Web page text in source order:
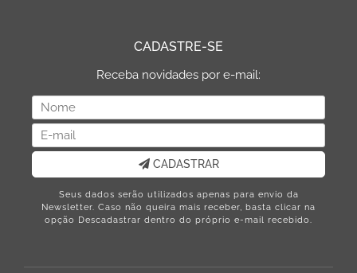
CADASTRE-SE
Receba novidades por e-mail:
CADASTRAR
Seus dados serão utilizados apenas para envio da
Newsletter. Caso não queira mais receber, basta clicar na
opção Descadastrar dentro do próprio e-mail recebido.